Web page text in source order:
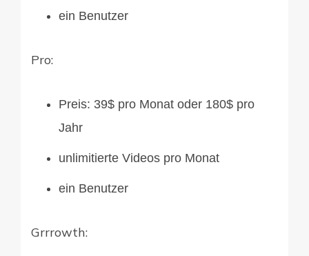
ein Benutzer
Pro:
Preis: 39$ pro Monat oder 180$ pro
Jahr
unlimitierte Videos pro Monat
ein Benutzer
Grrrowth: